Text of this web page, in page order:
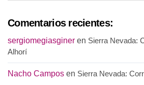
Comentarios recientes:
sergiomegiasginer en Sierra Nevada:
Alhorí
Nacho Campos en Sierra Nevada: